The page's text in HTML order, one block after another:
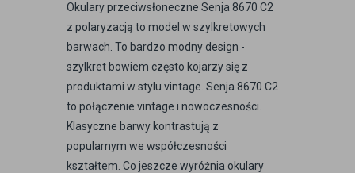
Okulary przeciwsłoneczne Senja 8670 C2
z polaryzacją to model w szylkretowych
barwach. To bardzo modny design -
szylkret bowiem często kojarzy się z
produktami w stylu vintage. Senja 8670 C2
to połączenie vintage i nowoczesności.
Klasyczne barwy kontrastują z
popularnym we współczesności
kształtem. Co jeszcze wyróżnia okulary